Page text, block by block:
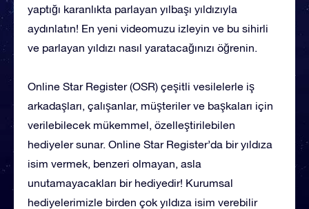
yaptığı karanlıkta parlayan yılbaşı yıldızıyla
aydınlatın! En yeni videomuzu izleyin ve bu sihirli
ve parlayan yıldızı nasıl yaratacağınızı öğrenin.
Online Star Register (OSR) çeşitli vesilelerle iş
arkadaşları, çalışanlar, müşteriler ve başkaları için
verilebilecek mükemmel, özelleştirilebilen
hediyeler sunar. Online Star Register’da bir yıldıza
isim vermek, benzeri olmayan, asla
unutamayacakları bir hediyedir! Kurumsal
hediyelerimizle birden çok yıldıza isim verebilir